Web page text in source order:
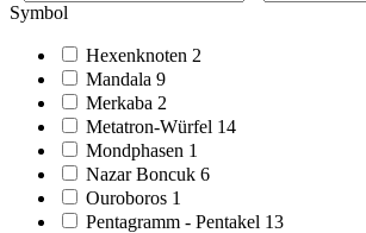
Symbol
Hexenknoten 2
Mandala 9
Merkaba 2
Metatron-Würfel 14
Mondphasen 1
Nazar Boncuk 6
Ouroboros 1
Pentagramm - Pentakel 13